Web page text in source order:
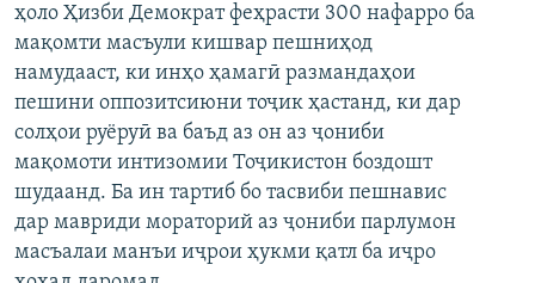
ҳоло Ҳизби Демократ феҳрасти 300 нафарро ба
мақомти масъули кишвар пешниҳод
намудааст, ки инҳо ҳамагӣ размандаҳои
пешини оппозитсиюни тоҷик ҳастанд, ки дар
солҳои руёруӣ ва баъд аз он аз ҷониби
мақомоти интизомии Тоҷикистон боздошт
шудаанд. Ба ин тартиб бо тасвиби пешнавис
дар мавриди мораторий аз ҷониби парлумон
масъалаи манъи иҷрои ҳукми қатл ба иҷро